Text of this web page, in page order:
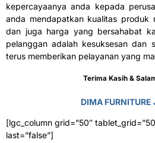
kepercayaanya anda kepada
anda mendapatkan kualitas produk
dan juga harga yang bersahabat
pelanggan adalah kesuksesan dan
terus memberikan pelayanan yang
Terima Kasih &
DIMA FURNITURE
[lgc_column grid=”50″
last=”false”]